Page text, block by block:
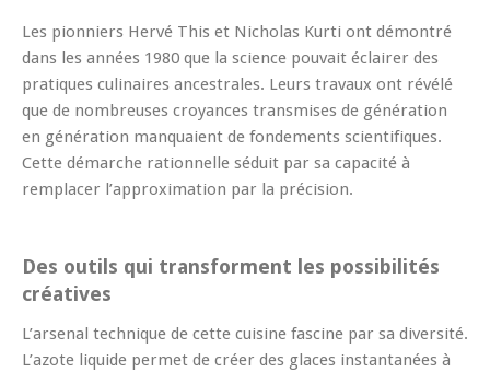
Les pionniers Hervé This et Nicholas Kurti ont démontré
dans les années 1980 que la science pouvait éclairer des
pratiques culinaires ancestrales. Leurs travaux ont révélé
que de nombreuses croyances transmises de génération
en génération manquaient de fondements scientifiques.
Cette démarche rationnelle séduit par sa capacité à
remplacer l’approximation par la précision.
Des outils qui transforment les possibilités
créatives
L’arsenal technique de cette cuisine fascine par sa diversité.
L’azote liquide permet de créer des glaces instantanées à